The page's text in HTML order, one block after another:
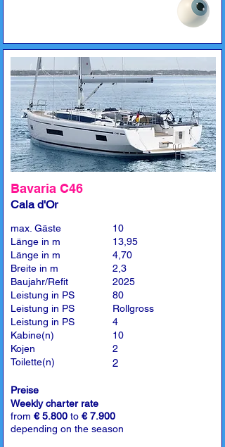
Bavaria C46
Cala d'Or
max. Gäste
Länge in m
Länge in m
Breite in m
Baujahr/Refit
Leistung in PS
Leistung in PS
Leistung in PS
Kabine(n)
Kojen
Toilette(n)
10
13,95
4,70
2,3
2025
80
Rollgross
4
10
2
2
Preise
Weekly charter rate
from € 5.800 to € 7.900
depending on the season